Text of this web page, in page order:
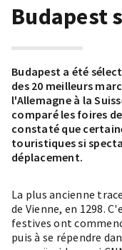
Budapest
Budapest a été
des 20 meilleurs
l'Allemagne à la
comparé les foires
constaté que
touristiques si
déplacement.
La plus ancienne
de Vienne, en 1298.
festives ont
puis à se répendre